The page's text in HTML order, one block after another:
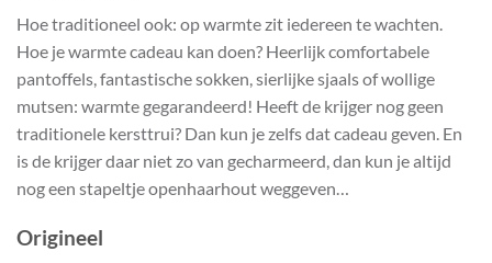
Hoe traditioneel ook: op warmte zit iedereen te wachten.
Hoe je warmte cadeau kan doen? Heerlijk comfortabele
pantoffels, fantastische sokken, sierlijke sjaals of wollige
mutsen: warmte gegarandeerd! Heeft de krijger nog geen
traditionele kersttrui? Dan kun je zelfs dat cadeau geven. En
is de krijger daar niet zo van gecharmeerd, dan kun je altijd
nog een stapeltje openhaarhout weggeven…
Origineel